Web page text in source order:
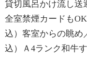
貸切風呂かけ流し送
全室禁煙カードも
込）客室からの眺め
込）Ａ4ランク和牛